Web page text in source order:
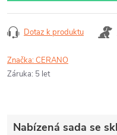
Dotaz k produktu
Značka:CERANO
Záruka: 5 let
Nabízená sada se